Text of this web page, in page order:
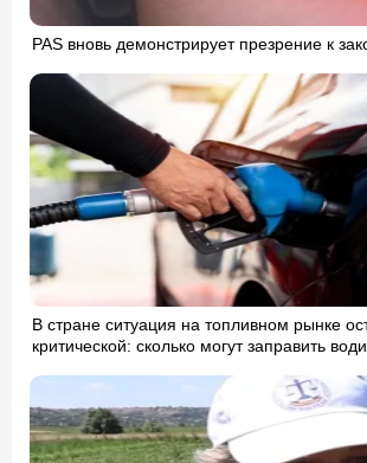
PAS вновь демонстрирует презрение к
В стране ситуация на топливном рынке
критической: сколько могут заправить